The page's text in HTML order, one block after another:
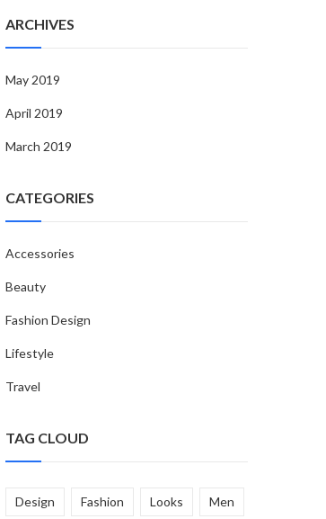
ARCHIVES
May 2019
April 2019
March 2019
CATEGORIES
Accessories
Beauty
Fashion Design
Lifestyle
Travel
TAG CLOUD
Design Fashion Looks Men